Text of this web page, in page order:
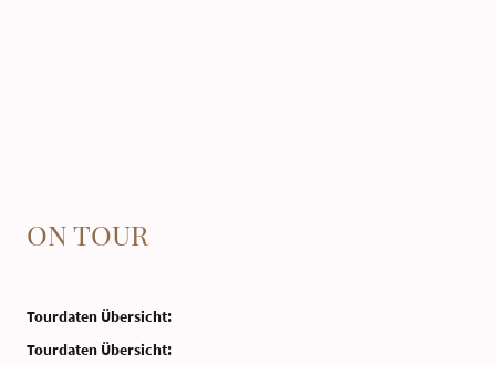
ON TOUR
Tourdaten Übersicht:
Tourdaten Übersicht: